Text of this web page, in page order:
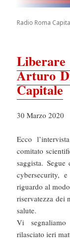
Radio Roma
Liberare
Arturo
Capitale
30 Marzo 2020
Ecco
comitato
saggista.
cybersecurity,
riguardo al
riservatezza dei
salute.
Vi
rilasciato ieri